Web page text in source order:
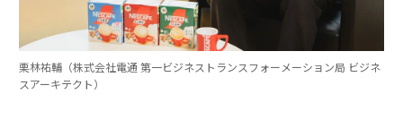
栗林祐輔（株式会社電通 第一ビジネストランスフォーメーション局 ビジネ
スアーキテクト）